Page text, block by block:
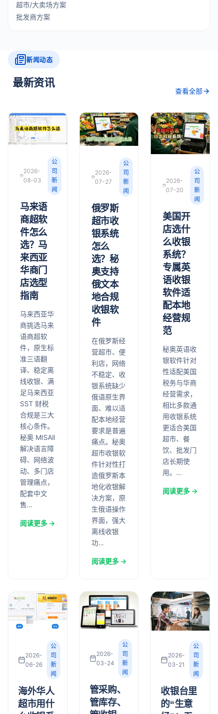
超市/大卖场方案
批发商方案
新闻动态
最新资讯
查看全部
2026-
08-03
公
司
新
闻
马来语
商超软
件怎么
选？马
来西亚
华商门
店选型
指南
马来西亚华
商挑选马来
语商超软
件，原生标
准三语翻
译、稳定离
线收银、满
足马来西亚
SST 财税
合规是三大
核心条件。
秘奥 MISAll
解决语言障
碍、网络波
动、多门店
管理痛点，
配套中文
售…
阅读更多 →
2026-
07-27
公
司
新
闻
俄罗斯
超市收
银系统
怎么
选？秘
奥支持
俄文本
地合规
收银软
件
在俄罗斯经
营超市、便
利店，网络
不稳定、收
银系统缺少
俄语原生界
面、难以适
配本地经营
要求是普遍
痛点。秘奥
超市收银软
件针对性打
造俄罗斯本
地化收银解
决方案，原
生俄语操作
界面，强大
离线收银
功…
阅读更多 →
2026-
07-20
公
司
新
闻
美国开
店选什
么收银
系统？
专属英
语收银
软件适
配本地
经营规
范
秘奥英语收
银软件针对
性适配美国
税务与华商
经营需求，
相比多款通
用收银系统
更适合美国
超市、餐
饮、批发门
店长期使
用。…
阅读更多 →
2026-
06-26
公
司
新
闻
海外华人
超市用什
2026-
03-24
公
司
新
闻
管采购、
管库存、
2026-
03-21
公
司
新
闻
收银台里
的“生意